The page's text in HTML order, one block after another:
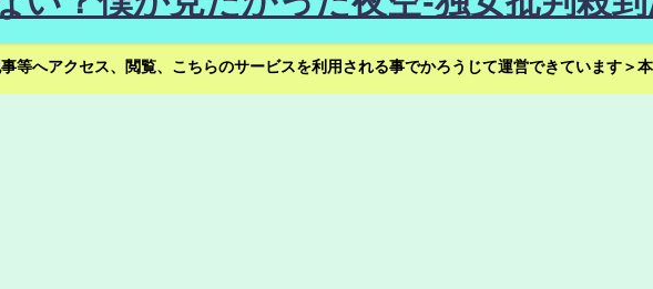
等へアクセス、閲覧、こちらのサービスを利用される事でかろうじて運営できています＞